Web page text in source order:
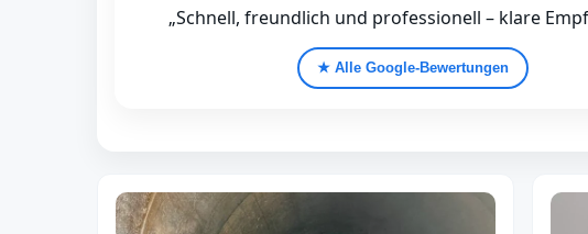
„Schnell, freundlich und professionell – klare
★ Alle Google‑Bewertungen